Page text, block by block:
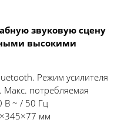
звуковую сцену
высокими
Режим усилителя
потребляемая
В ~ / 50 Гц
мм